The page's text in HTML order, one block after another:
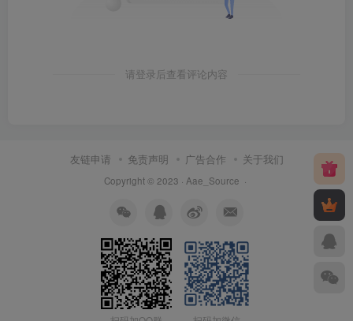
请登录后查看评论内容
友链申请 免责声明 广告合作 关于我们
Copyright © 2023 · Aae_Source ·